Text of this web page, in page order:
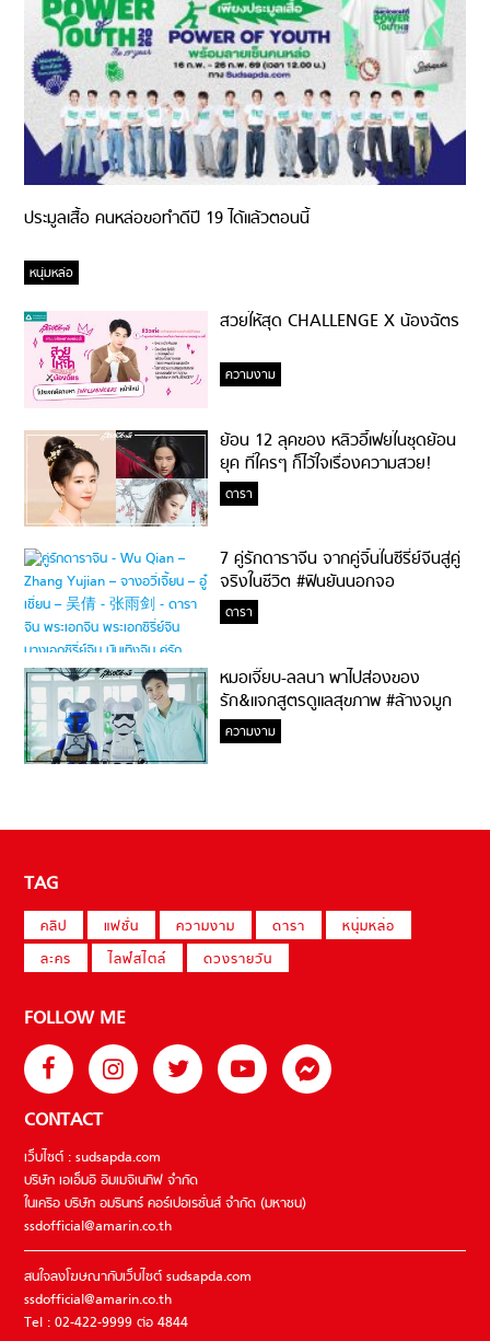
ประมูลเสื้อ คนหล่อขอทำดีปี 19 ได้แล้วตอนนี้
หนุ่มหล่อ
สวยให้สุด CHALLENGE X น้องฉัตร
ความงาม
ย้อน 12 ลุคของ หลิวอี้เฟยในชุดย้อน
ยุค ที่ใครๆ ก็ไว้ใจเรื่องความสวย!
ดารา
7 คู่รักดาราจีน จากคู่จิ้นในซีรี่ย์จีนสู่คู่
จริงในชีวิต #ฟินยันนอกจอ
ดารา
หมอเจี๊ยบ-ลลนา พาไปส่องของ
รัก&แจกสูตรดูแลสุขภาพ #ล้างจมูก
ไม่ยากจะสอนให้
ความงาม
TAG
คลิป แฟชั่น ความงาม ดารา
หนุ่มหล่อ
ละคร
ไลฟ์สไตล์ ดวงรายวัน
FOLLOW ME
CONTACT
เว็บไซต์ : sudsapda.com
บริษัท เอเอ็มอี อิมเมจิเนทีฟ จำกัด
ในเครือ บริษัท อมรินทร์ คอร์เปอเรชั่นส์ จำกัด (มหาชน)
ssdofficial@amarin.co.th
สนใจลงโฆษณากับเว็บไซต์ sudsapda.com
ssdofficial@amarin.co.th
Tel : 02-422-9999 ต่อ 4844